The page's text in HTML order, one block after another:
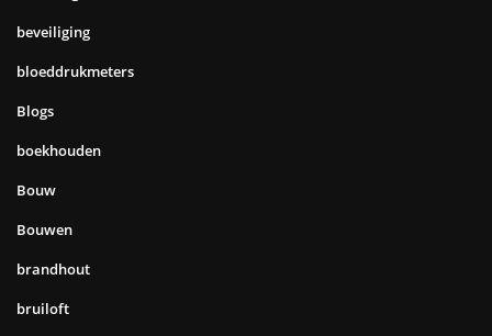
beveiliging
bloeddrukmeters
Blogs
boekhouden
Bouw
Bouwen
brandhout
bruiloft